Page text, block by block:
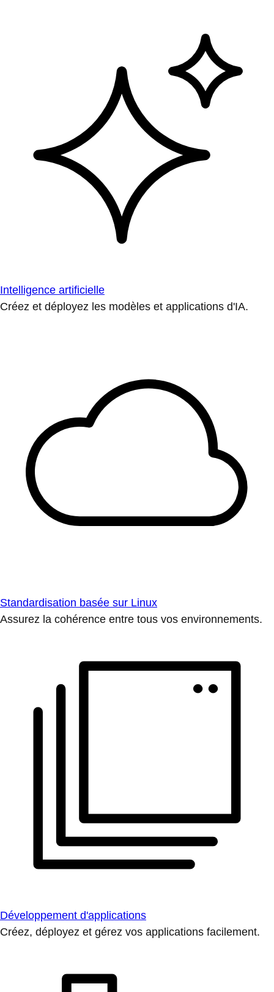
Intelligence artificielle
Créez et déployez les modèles et applications d'IA.
Standardisation basée sur Linux
Assurez la cohérence entre tous vos environnements.
Développement d'applications
Créez, déployez et gérez vos applications facilement.